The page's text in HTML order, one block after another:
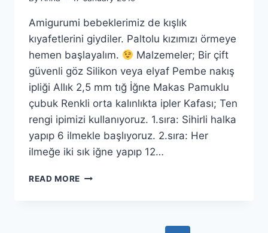
Amigurumi bebeklerimiz de kışlık
kıyafetlerini giydiler. Paltolu kızımızı örmeye
hemen başlayalım.
Malzemeler; Bir çift
güvenli göz Silikon veya elyaf Pembe nakış
ipliği Allık 2,5 mm tığ İğne Makas Pamuklu
çubuk Renkli orta kalınlıkta ipler Kafası; Ten
rengi ipimizi kullanıyoruz. 1.sıra: Sihirli halka
yapıp 6 ilmekle başlıyoruz. 2.sıra: Her
ilmeğe iki sık iğne yapıp 12…
READ MORE AMIGURUMI